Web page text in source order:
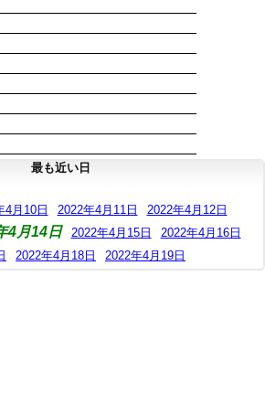
最も近い日
4月10日 2022年4月11日
2022年4月12日
4月14日 2022年4月15日
2022年4月16日
2022年4月18日 2022年4月19日